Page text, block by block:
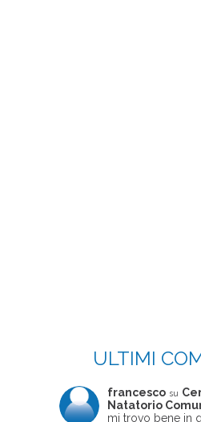
ULTIMI
francesco su
Natatorio
mi trovo bene in